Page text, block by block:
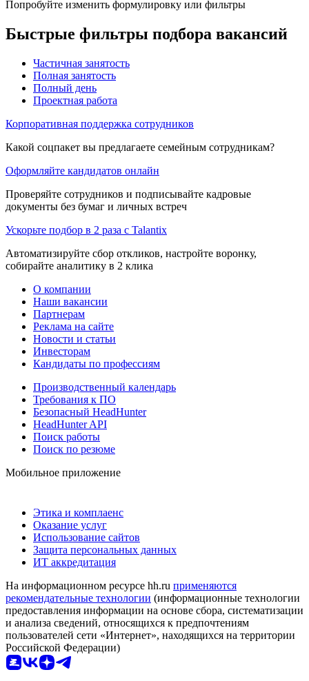
Попробуйте изменить формулировку или фильтры
Быстрые фильтры подбора вакансий
Частичная занятость
Полная занятость
Полный день
Проектная работа
Корпоративная поддержка сотрудников
Какой соцпакет вы предлагаете семейным сотрудникам?
Оформляйте кандидатов онлайн
Проверяйте сотрудников и подписывайте кадровые
документы без бумаг и личных встреч
Ускорьте подбор в 2 раза с Talantix
Автоматизируйте сбор откликов, настройте воронку,
собирайте аналитику в 2 клика
О компании
Наши вакансии
Партнерам
Реклама на сайте
Новости и статьи
Инвесторам
Кандидаты по профессиям
Производственный календарь
Требования к ПО
Безопасный HeadHunter
HeadHunter API
Поиск работы
Поиск по резюме
Мобильное приложение
Этика и комплаенс
Оказание услуг
Использование сайтов
Защита персональных данных
ИТ аккредитация
На информационном ресурсе hh.ru применяются
рекомендательные технологии (информационные технологии
предоставления информации на основе сбора, систематизации
и анализа сведений, относящихся к предпочтениям
пользователей сети «Интернет», находящихся на территории
Российской Федерации)